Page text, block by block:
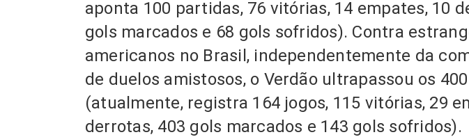
aponta 100 partidas, 76 vitórias, 14 empates, 10
gols marcados e 68 gols sofridos). Contra
americanos no Brasil, independentemente da
de duelos amistosos, o Verdão ultrapassou os
(atualmente, registra 164 jogos, 115 vitórias, 29
derrotas, 403 gols marcados e 143 gols sofridos).